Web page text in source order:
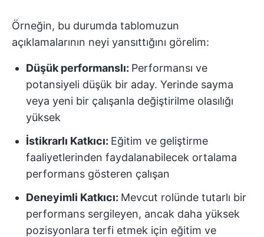
Örneğin, bu durumda tablomuzun
açıklamalarının neyi yansıttığını görelim:
Düşük performanslı: Performansı ve
potansiyeli düşük bir aday. Yerinde sayma
veya yeni bir çalışanla değiştirilme olasılığı
yüksek
İstikrarlı Katkıcı: Eğitim ve geliştirme
faaliyetlerinden faydalanabilecek ortalama
performans gösteren çalışan
Deneyimli Katkıcı: Mevcut rolünde tutarlı bir
performans sergileyen, ancak daha yüksek
pozisyonlara terfi etmek için eğitim ve